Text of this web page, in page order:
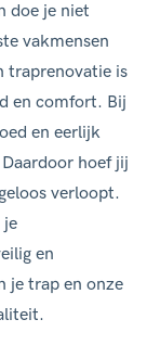
doe je niet
vakmensen
traprenovatie is
en comfort. Bij
en eerlijk
hoef jij
verloopt.
je
en
je trap en onze